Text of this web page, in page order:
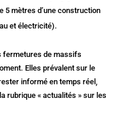
5 mètres d’une construction
et électricité).
fermetures de massifs
Elles prévalent sur le
informé en temps réel,
rubrique « actualités » sur les